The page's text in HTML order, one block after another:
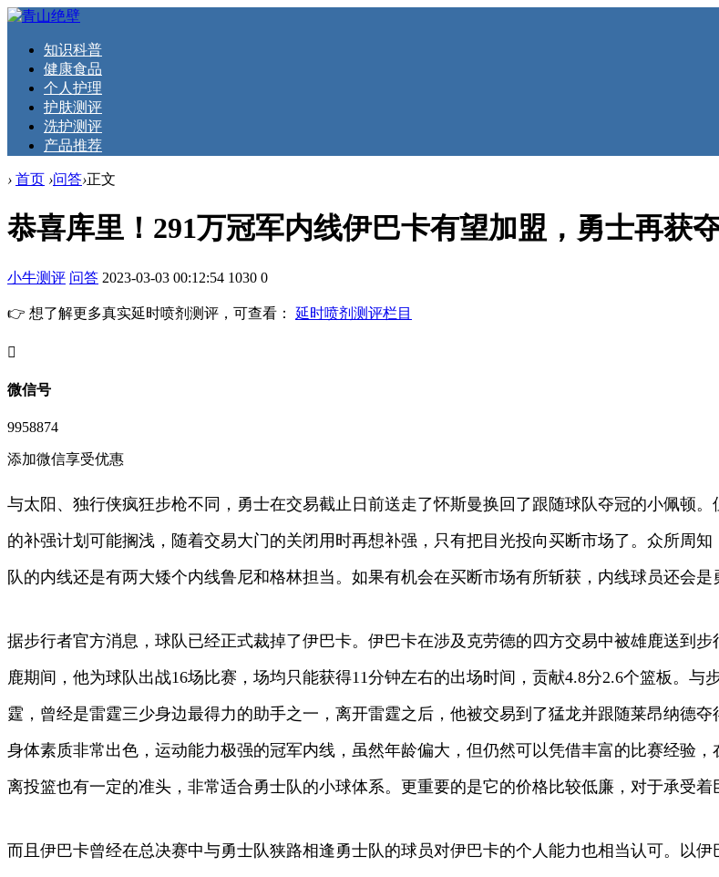
知识科普
健康食品
个人护理
护肤测评
洗护测评
产品推荐
› 首页 ›问答›正文
恭喜库里！291万冠军内线伊巴卡有望加盟，勇士再获
小牛测评 问答 2023-03-03 00:12:54 1030 0
👉 想了解更多真实延时喷剂测评，可查看： 延时喷剂测评栏目
󦘖
微信号
9958874
添加微信享受优惠
与太阳、独行侠疯狂步枪不同，勇士在交易截止日前送走了怀斯曼换回了跟随球队夺冠的小佩顿
的补强计划可能搁浅，随着交易大门的关闭用时再想补强，只有把目光投向买断市场了。众所周
队的内线还是有两大矮个内线鲁尼和格林担当。如果有机会在买断市场有所斩获，内线球员还会是
据步行者官方消息，球队已经正式裁掉了伊巴卡。伊巴卡在涉及克劳德的四方交易中被雄鹿送到
鹿期间，他为球队出战16场比赛，场均只能获得11分钟左右的出场时间，贡献4.8分2.6个篮板。
霆，曾经是雷霆三少身边最得力的助手之一，离开雷霆之后，他被交易到了猛龙并跟随莱昂纳德
身体素质非常出色，运动能力极强的冠军内线，虽然年龄偏大，但仍然可以凭借丰富的比赛经验
离投篮也有一定的准头，非常适合勇士队的小球体系。更重要的是它的价格比较低廉，对于承受
而且伊巴卡曾经在总决赛中与勇士队狭路相逢勇士队的球员对伊巴卡的个人能力也相当认可。以